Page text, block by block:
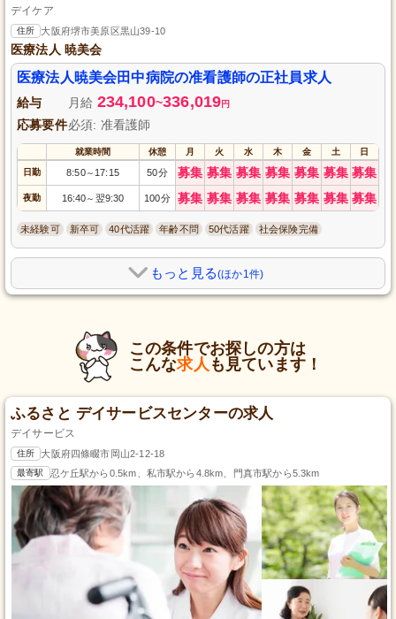
デイケア
住所 大阪府堺市美原区黒山39-10
医療法人 暁美会
医療法人暁美会田中病院の准看護師の正社員求人
給与 月給 234,100~336,019円
応募要件必須: 准看護師
就業時間 休憩 月 火 水 木 金 土 日
日勤 8:50～ 17:15 50分 募集 募集 募集 募集 募集 募集 募集
夜勤 16:40～ 翌9:30 100分 募集 募集 募集 募集 募集 募集 募集
未経験可 新卒可 40代活躍 年齢不問 50代活躍 社会保険完備
もっと見る(ほか1件)
この条件でお探しの方は
こんな求人 も見ています！
ふるさと デイサービスセンターの求人
デイサービス
住所 大阪府四條畷市岡山2-12-18
最寄駅 忍ケ丘駅から0.5km、私市駅から4.8km、門真市駅から5.3km